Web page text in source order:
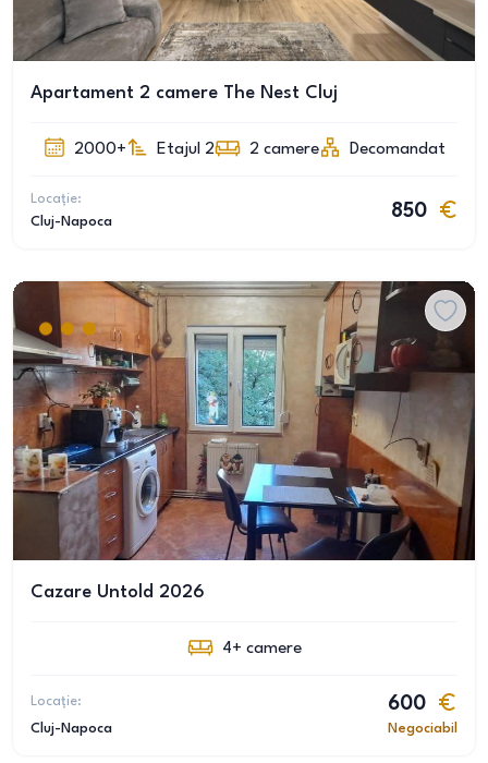
Apartament 2 camere The Nest Cluj
2000+ Etajul 2 2 camere Decomandat
Locație:
Cluj-Napoca
850
Cazare Untold 2026
4+ camere
Locație:
Cluj-Napoca
600
Negociabil